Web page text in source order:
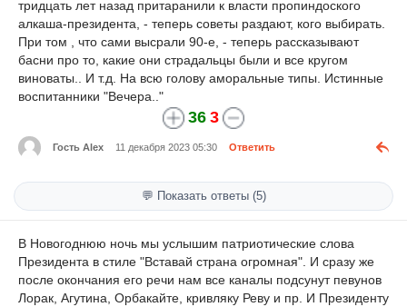
тридцать лет назад притаранили к власти пропиндоского
алкаша-президента, - теперь советы раздают, кого выбирать.
При том , что сами высрали 90-е, - теперь рассказывают
басни про то, какие они страдальцы были и все кругом
виноваты.. И т.д. На всю голову аморальные типы. Истинные
воспитанники "Вечера.."
36 3
Гость Alex 11 декабря 2023 05:30 Ответить
💬 Показать ответы (5)
В Новогоднюю ночь мы услышим патриотические слова
Президента в стиле "Вставай страна огромная". И сразу же
после окончания его речи нам все каналы подсунут певунов
Лорак, Агутина, Орбакайте, кривляку Реву и пр. И Президенту